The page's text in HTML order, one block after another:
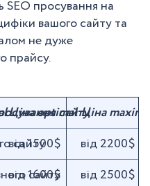
SEO просування на
вашого сайту та
не дуже
прайсу.
сайту
Ціна optimalЦіна
сайту
від 1500$
від 2200$
сайту
від 1600$
від 2500$